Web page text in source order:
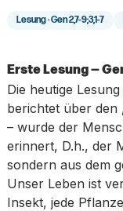
Lesung ·Gen 2,7-9;3,1-7
Erste Lesung —
Die heutige
berichtet über den
– wurde der
erinnert, D.h., der
sondern aus dem
Unser Leben ist
Insekt, jede